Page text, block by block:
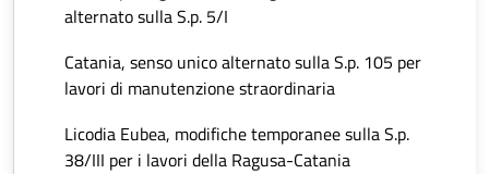
alternato sulla S.p. 5/I
Catania, senso unico alternato sulla S.p. 105 per
lavori di manutenzione straordinaria
Licodia Eubea, modifiche temporanee sulla S.p.
38/III per i lavori della Ragusa-Catania